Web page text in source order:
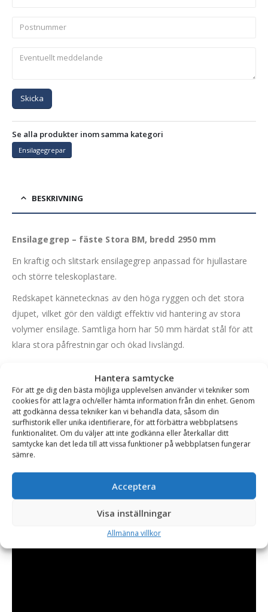
Hantera samtycke
För att ge dig den bästa möjliga upplevelsen använder vi tekniker som
cookies för att lagra och/eller hämta information från din enhet. Genom
att godkänna dessa tekniker kan vi behandla data, såsom din
surfhistorik eller unika identifierare, för att förbättra webbplatsens
funktionalitet. Om du väljer att inte godkänna eller återkallar ditt
samtycke kan det leda till att vissa funktioner på webbplatsen fungerar
sämre.
Acceptera
Visa inställningar
Allmänna villkor
Skicka
Se alla produkter inom samma kategori
Ensilagegrepar
BESKRIVNING
Ensilagegrep – fäste Stora BM, bredd 2950 mm
En kraftig och slitstark ensilagegrep anpassad för hjullastare
och större teleskoplastare.
Redskapet kännetecknas av den höga ryggen och det stora
djupet, vilket gör den väldigt effektiv vid hantering av stora
volymer ensilage. Samtliga horn har 50 mm härdat stål för att
klara stora påfrestningar och ökad livslängd.